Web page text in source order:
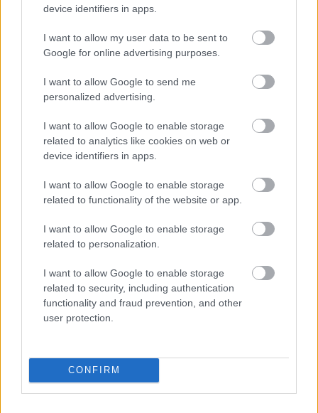
device identifiers in apps.
I want to allow my user data to be sent to
Google for online advertising purposes.
I want to allow Google to send me
personalized advertising.
I want to allow Google to enable storage
related to analytics like cookies on web or
device identifiers in apps.
I want to allow Google to enable storage
related to functionality of the website or app.
I want to allow Google to enable storage
related to personalization.
I want to allow Google to enable storage
related to security, including authentication
functionality and fraud prevention, and other
user protection.
CONFIRM
Kéthónapos a Tisza-kormány: íme a mérleg!
Uniós források: íme a teendők, amelyek a
pénzek érkezéséhez még szükségesek